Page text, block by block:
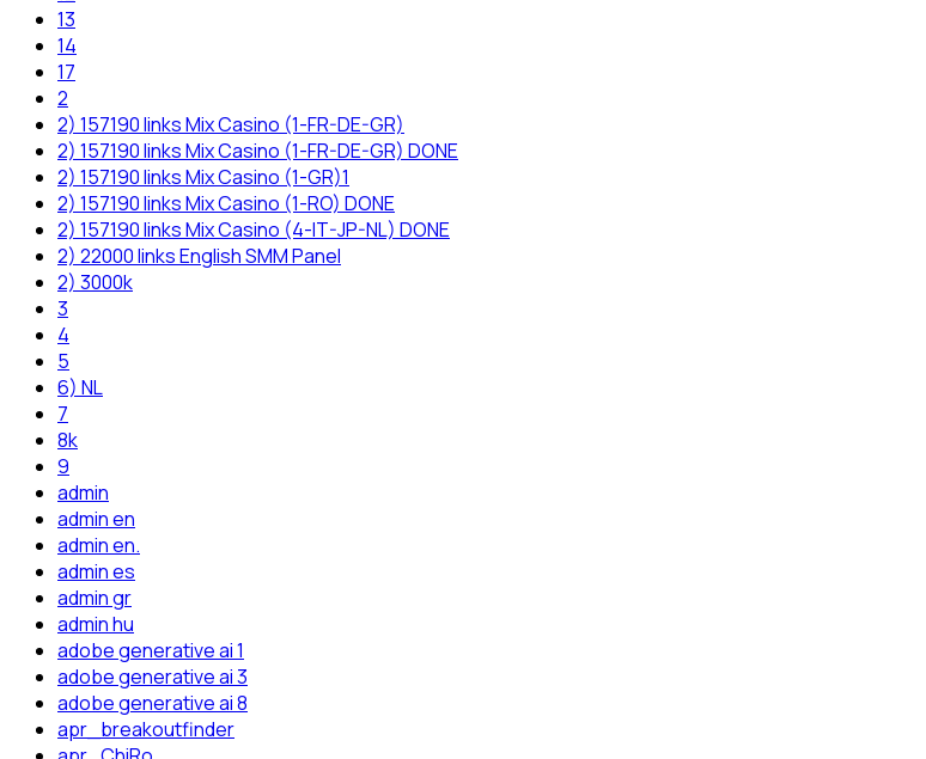
13
14
17
2
2) 157190 links Mix Casino (1-FR-DE-GR)
2) 157190 links Mix Casino (1-FR-DE-GR) DONE
2) 157190 links Mix Casino (1-GR)1
2) 157190 links Mix Casino (1-RO) DONE
2) 157190 links Mix Casino (4-IT-JP-NL) DONE
2) 22000 links English SMM Panel
2) 3000k
3
4
5
6) NL
7
8k
9
admin
admin en
admin en.
admin es
admin gr
admin hu
adobe generative ai 1
adobe generative ai 3
adobe generative ai 8
apr_breakoutfinder